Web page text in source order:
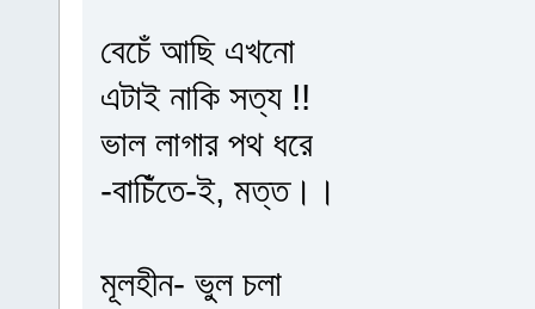
বেচেঁ আছি এখনো
এটাই নাকি সত্য !!
ভাল লাগার পথ ধরে
-বাচিঁতে-ই, মত্ত।।
মূলহীন- ভুল চলা